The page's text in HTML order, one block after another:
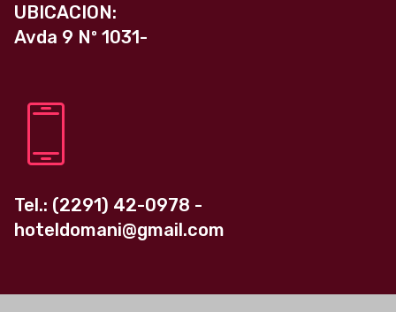
UBICACION:
Avda 9 Nº 1031-
Tel.: (2291) 42-0978 -
hoteldomani@gmail.com